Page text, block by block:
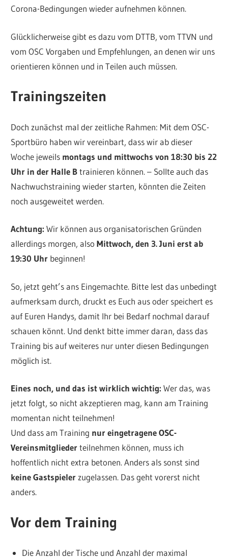
Corona-Bedingungen wieder aufnehmen können.
Glücklicherweise gibt es dazu vom DTTB, vom TTVN und
vom OSC Vorgaben und Empfehlungen, an denen wir uns
orientieren können und in Teilen auch müssen.
Trainingszeiten
Doch zunächst mal der zeitliche Rahmen: Mit dem OSC-
Sportbüro haben wir vereinbart, dass wir ab dieser
Woche jeweils montags und mittwochs von 18:30 bis 22
Uhr in der Halle Btrainieren können. – Sollte auch das
Nachwuchstraining wieder starten, könnten die Zeiten
noch ausgeweitet werden.
Achtung: Wir können aus organisatorischen Gründen
allerdings morgen, alsoMittwoch, den 3. Juni erst ab
19:30 Uhr beginnen!
So, jetzt geht’s ans Eingemachte. Bitte lest das unbedingt
aufmerksam durch, druckt es Euch aus oder speichert es
auf Euren Handys, damit Ihr bei Bedarf nochmal darauf
schauen könnt. Und denkt bitte immer daran, dass das
Training bis auf weiteres nur unter diesen Bedingungen
möglich ist.
Eines noch, und das ist wirklich wichtig: Wer das, was
jetzt folgt, so nicht akzeptieren mag, kann am Training
momentan nicht teilnehmen!
Und dass am Training nur eingetragene OSC-
Vereinsmitgliederteilnehmen können, muss ich
hoffentlich nicht extra betonen. Anders als sonst sind
keine Gastspieler zugelassen. Das geht vorerst nicht
anders.
Vor dem Training
Die Anzahl der Tische und Anzahl der maximal